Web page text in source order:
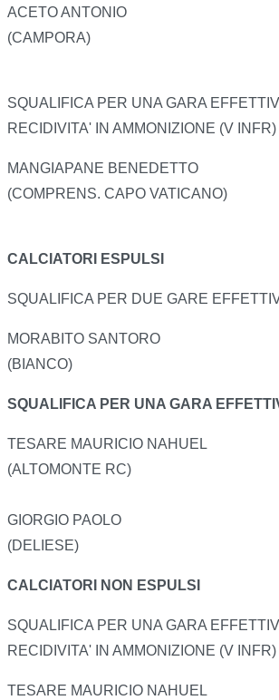
ACETO ANTONIO
(CAMPORA)
SQUALIFICA PER UNA GARA
RECIDIVITA' IN AMMONIZIONE (V INFR)
MANGIAPANE BENEDETTO
(COMPRENS. CAPO VATICANO)
CALCIATORI ESPULSI
SQUALIFICA PER DUE GARE
MORABITO SANTORO
(BIANCO)
SQUALIFICA PER UNA GARA
TESARE MAURICIO NAHUEL
(ALTOMONTE RC)
GIORGIO PAOLO
(DELIESE)
CALCIATORI NON ESPULSI
SQUALIFICA PER UNA GARA
RECIDIVITA' IN AMMONIZIONE (V INFR)
TESARE MAURICIO NAHUEL